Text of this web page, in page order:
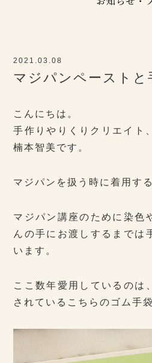
2021.03.08
マジパンペーストと
こんにちは。
手作りやりくりクリエイト
楠本智美です。
マジパンを扱う時に着用す
マジパン講座のために染色
んの手にお渡しするまでは
います。
ここ数年愛用しているのは
されているこちらのゴム手袋